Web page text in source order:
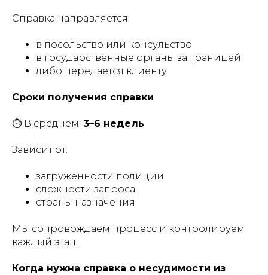
Справка направляется:
в посольство или консульство
в государственные органы за границей
либо передается клиенту
Сроки получения справки
⏱ В среднем: 3–6 недель
Зависит от:
загруженности полиции
сложности запроса
страны назначения
Мы сопровождаем процесс и контролируем
каждый этап.
Когда нужна справка о несудимости из